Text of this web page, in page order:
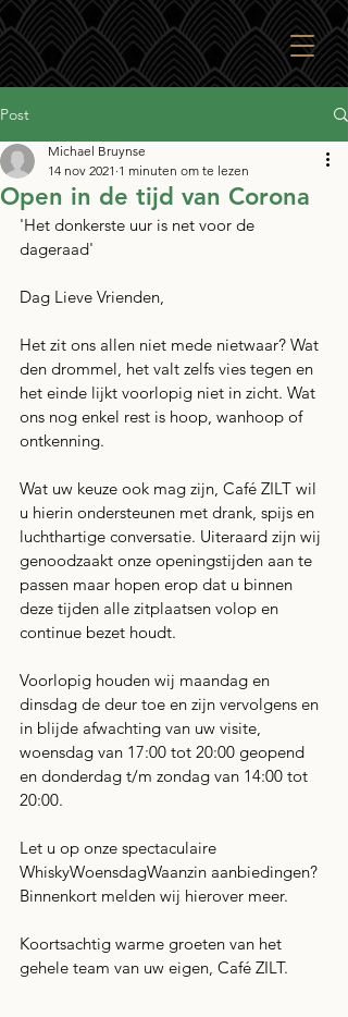
Post
Open in de tijd van Corona
Michael Bruynse
14 nov 2021 1 minuten om te lezen
'Het donkerste uur is net voor de
dageraad'
Dag Lieve Vrienden,
Het zit ons allen niet mede nietwaar? Wat
den drommel, het valt zelfs vies tegen en
het einde lijkt voorlopig niet in zicht. Wat
ons nog enkel rest is hoop, wanhoop of
ontkenning.
Wat uw keuze ook mag zijn, Café ZILT wil
u hierin ondersteunen met drank, spijs en
luchthartige conversatie. Uiteraard zijn wij
genoodzaakt onze openingstijden aan te
passen maar hopen erop dat u binnen
deze tijden alle zitplaatsen volop en
continue bezet houdt.
Voorlopig houden wij maandag en
dinsdag de deur toe en zijn vervolgens en
in blijde afwachting van uw visite,
woensdag van 17:00 tot 20:00 geopend
en donderdag t/m zondag van 14:00 tot
20:00.
Let u op onze spectaculaire
WhiskyWoensdagWaanzin aanbiedingen?
Binnenkort melden wij hierover meer.
Koortsachtig warme groeten van het
gehele team van uw eigen, Café ZILT.